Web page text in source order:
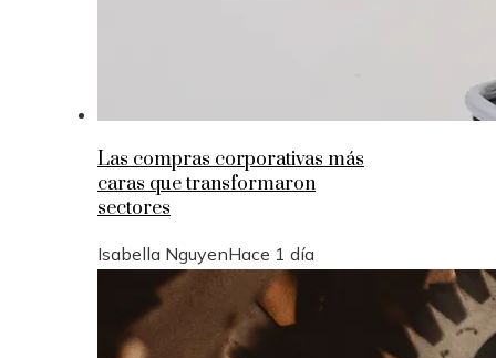
Las compras corporativas más
caras que transformaron
sectores
Isabella NguyenHace 1 día